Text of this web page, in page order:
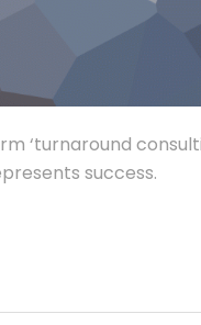
‘turnaround
success.